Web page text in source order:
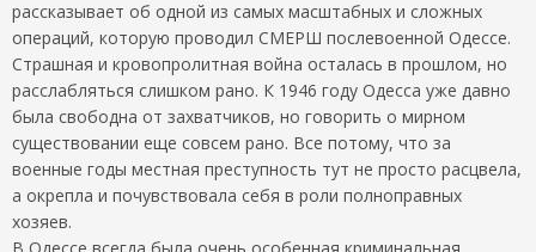
рассказывает об одной из самых масштабных и сложных
операций, которую проводил СМЕРШ послевоенной Одессе.
Страшная и кровопролитная война осталась в прошлом, но
расслабляться слишком рано. К 1946 году Одесса уже давно
была свободна от захватчиков, но говорить о мирном
существовании еще совсем рано. Все потому, что за
военные годы местная преступность тут не просто расцвела,
а окрепла и почувствовала себя в роли полноправных
хозяев.